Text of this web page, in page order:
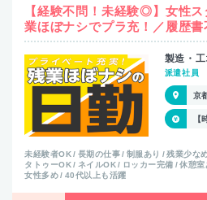
【経験不問！未経験◎】女性
業ほぼナシでプラ充！／履歴書
製造・
派遣社員
京
未経験者OK 長期の仕事 制服あり 残業少な
タトゥーOK
ネイルOK ロッカー完備 休憩室
女性多め
40代以上も活躍